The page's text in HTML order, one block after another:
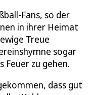
Fans, so der
in ihrer Heimat
Treue
sogar
Feuer zu gehen.
dass gut